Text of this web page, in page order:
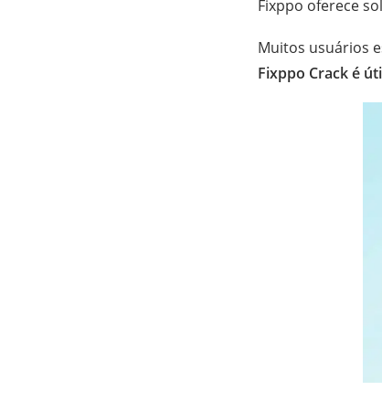
Fixppo oferece
Muitos usuários
Fixppo Crack é